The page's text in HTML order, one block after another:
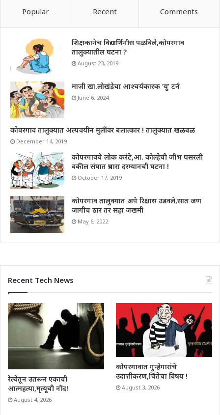
Popular Recent Comments
शिक्षकानेच विद्यार्थिनीस पळविले,कोपरगाव
तालुक्यातील घटना ?
August 23, 2019
माजी खा.लोखंडेचा आश्चर्यकारक ‘यु’ टर्न
June 6, 2024
कोपरगाव तालुक्यात अल्पवयीन मुलींवर बलात्कार ! तालुक्यात खळबळ
December 14, 2019
कोपरगावचे लोक करंटे,आ. कोल्हेची जीभ घसरली
वकील संघात प्रचारा दरम्यानची घटना !
October 17, 2019
कोपरगाव तालुक्यात अपे रिक्षास उडवले,सात जण
जागीच ठार तर सहा जखमी
May 6, 2022
Recent Tech News
रेल्वेतून उतरून एकाची
आत्महत्या,मृत्यूची नोंद!
August 4, 2026
कोपरगावात गुन्हेगारांचे
उदात्तीकरण,चिंतेचा विषय !
August 3, 2026